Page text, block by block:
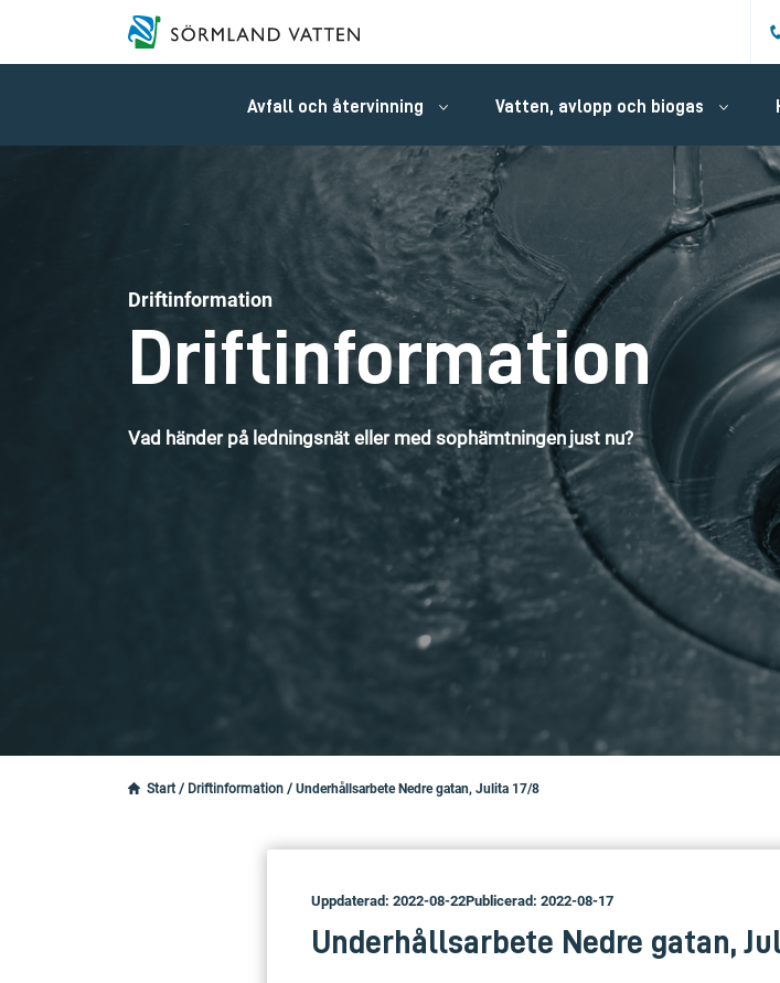
Avfall och återvinning Vatten, avlopp och biogas
Driftinformation
Driftinformation
Vad händer på ledningsnät eller med sophämtningen just nu?
Start / Driftinformation / Underhållsarbete Nedre gatan, Julita 17/8
Uppdaterad: 2022-08-22Publicerad: 2022-08-17
Underhållsarbete Nedre gatan,